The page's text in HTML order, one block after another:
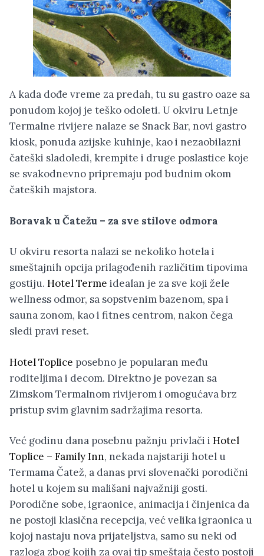
A kada dođe vreme za predah, tu su gastro oaze sa
ponudom kojoj je teško odoleti. U okviru Letnje
Termalne rivijere nalaze se Snack Bar, novi gastro
kiosk, ponuda azijske kuhinje, kao i nezaobilazni
čateški sladoledi, krempite i druge poslastice koje
se svakodnevno pripremaju pod budnim okom
čateških majstora.
Boravak u Čatežu – za sve stilove odmora
U okviru resorta nalazi se nekoliko hotela i
smeštajnih opcija prilagođenih različitim tipovima
gostiju. Hotel Terme idealan je za sve koji žele
wellness odmor, sa sopstvenim bazenom, spa i
sauna zonom, kao i fitnes centrom, nakon čega
sledi pravi reset.
Hotel Toplice posebno je popularan među
roditeljima i decom. Direktno je povezan sa
Zimskom Termalnom rivijerom i omogućava brz
pristup svim glavnim sadržajima resorta.
Već godinu dana posebnu pažnju privlači i Hotel
Toplice – Family Inn, nekada najstariji hotel u
Termama Čatež, a danas prvi slovenački porodični
hotel u kojem su mališani najvažniji gosti.
Porodične sobe, igraonice, animacija i činjenica da
ne postoji klasična recepcija, već velika igraonica u
kojoj nastaju nova prijateljstva, samo su neki od
razloga zbog kojih za ovaj tip smeštaja često postoji